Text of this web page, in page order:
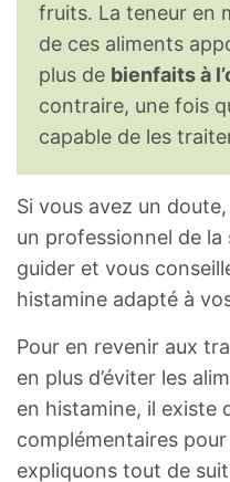
fruits. La teneur en
de ces aliments
plus de bienfaits à
contraire, une fois
capable de les
Si vous avez un
un professionnel de
guider et vous
histamine adapté à
Pour en revenir aux
en plus d’éviter les
en histamine, il existe
complémentaires
expliquons tout de